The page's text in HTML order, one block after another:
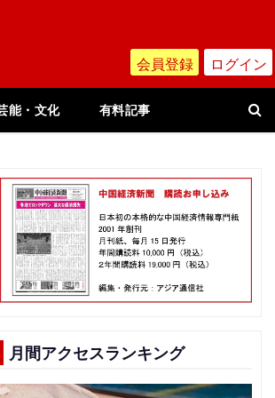
会員登録 ログイン
能・文化 有料記事
月間アクセスランキング